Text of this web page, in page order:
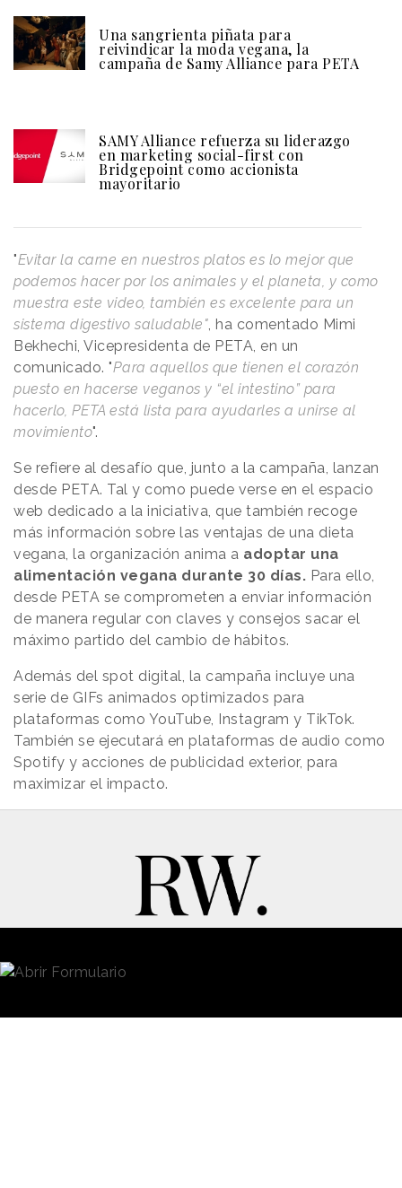
Una sangrienta piñata para
reivindicar la moda vegana, la
campaña de Samy Alliance para PETA
SAMY Alliance refuerza su liderazgo
en marketing social-first con
Bridgepoint como accionista
mayoritario
"Evitar la carne en nuestros platos es lo mejor que
podemos hacer por los animales y el planeta, y como
muestra este video, también es excelente para un
sistema digestivo saludable", ha comentado Mimi
Bekhechi, Vicepresidenta de PETA, en un
comunicado. "Para aquellos que tienen el corazón
puesto en hacerse veganos y “el intestino” para
hacerlo, PETA está lista para ayudarles a unirse al
movimiento".
Se refiere al desafío que, junto a la campaña, lanzan
desde PETA. Tal y como puede verse en el espacio
web dedicado a la iniciativa, que también recoge
más información sobre las ventajas de una dieta
vegana, la organización anima a adoptar una
alimentación vegana durante 30 días. Para ello,
desde PETA se comprometen a enviar información
de manera regular con claves y consejos sacar el
máximo partido del cambio de hábitos.
Además del spot digital, la campaña incluye una
serie de GIFs animados optimizados para
plataformas como YouTube, Instagram y TikTok.
También se ejecutará en plataformas de audio como
Spotify y acciones de publicidad exterior, para
maximizar el impacto.
Contacto